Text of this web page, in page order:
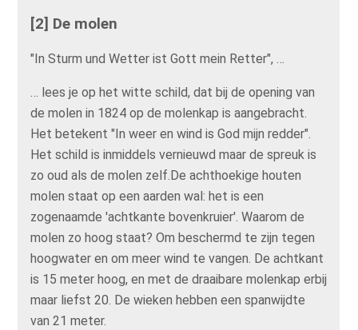
[2] De molen
"In Sturm und Wetter ist Gott mein Retter", …
… lees je op het witte schild, dat bij de opening van
de molen in 1824 op de molenkap is aangebracht.
Het betekent "In weer en wind is God mijn redder".
Het schild is inmiddels vernieuwd maar de spreuk is
zo oud als de molen zelf.De achthoekige houten
molen staat op een aarden wal: het is een
zogenaamde 'achtkante bovenkruier'. Waarom de
molen zo hoog staat? Om beschermd te zijn tegen
hoogwater en om meer wind te vangen. De achtkant
is 15 meter hoog, en met de draaibare molenkap erbij
maar liefst 20. De wieken hebben een spanwijdte
van 21 meter.